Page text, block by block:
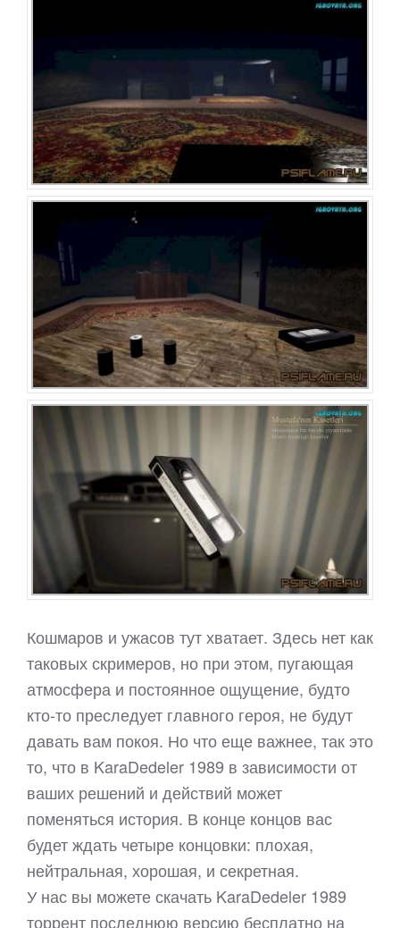
Кошмаров и ужасов тут хватает. Здесь нет как
таковых скримеров, но при этом, пугающая
атмосфера и постоянное ощущение, будто
кто-то преследует главного героя, не будут
давать вам покоя. Но что еще важнее, так это
то, что в KaraDedeler 1989 в зависимости от
ваших решений и действий может
поменяться история. В конце концов вас
будет ждать четыре концовки: плохая,
нейтральная, хорошая, и секретная.
У нас вы можете скачать KaraDedeler 1989
торрент последнюю версию бесплатно на